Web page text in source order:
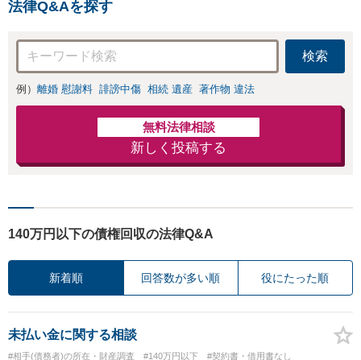
応可：開示請求の
意見照会が来たと
きの対処法、被害
者との示談交渉
法律Q&Aを探す
検索
例） 離婚 慰謝料 誹謗中傷 相続 遺産 著作物 違法
無料法律相談
新しく投稿する
140万円以下の債権回収の法律Q&A
新着順 回答数が多い順 役にたった順
未払い金に関する相談
#相手(債務者)の所在・財産調査 #140万円以下
#契約書・借用書なし